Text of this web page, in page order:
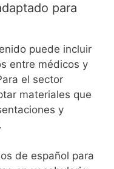
para
puede incluir
entre médicos y
el sector
materiales que
y
de español para